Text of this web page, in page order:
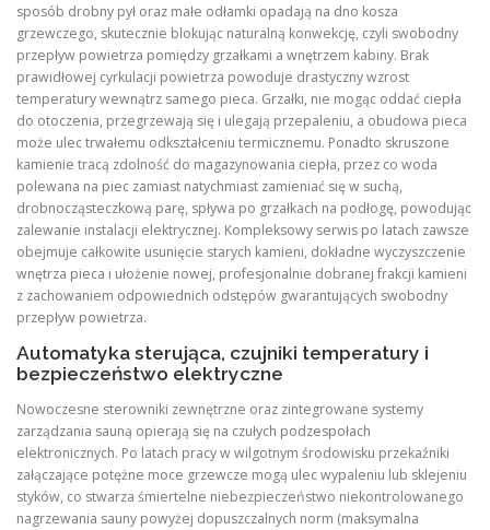
sposób drobny pył oraz małe odłamki opadają na dno kosza
grzewczego, skutecznie blokując naturalną konwekcję, czyli swobodny
przepływ powietrza pomiędzy grzałkami a wnętrzem kabiny. Brak
prawidłowej cyrkulacji powietrza powoduje drastyczny wzrost
temperatury wewnątrz samego pieca. Grzałki, nie mogąc oddać ciepła
do otoczenia, przegrzewają się i ulegają przepaleniu, a obudowa pieca
może ulec trwałemu odkształceniu termicznemu. Ponadto skruszone
kamienie tracą zdolność do magazynowania ciepła, przez co woda
polewana na piec zamiast natychmiast zamieniać się w suchą,
drobnocząsteczkową parę, spływa po grzałkach na podłogę, powodując
zalewanie instalacji elektrycznej. Kompleksowy serwis po latach zawsze
obejmuje całkowite usunięcie starych kamieni, dokładne wyczyszczenie
wnętrza pieca i ułożenie nowej, profesjonalnie dobranej frakcji kamieni
z zachowaniem odpowiednich odstępów gwarantujących swobodny
przepływ powietrza.
Automatyka sterująca, czujniki temperatury i
bezpieczeństwo elektryczne
Nowoczesne sterowniki zewnętrzne oraz zintegrowane systemy
zarządzania sauną opierają się na czułych podzespołach
elektronicznych. Po latach pracy w wilgotnym środowisku przekaźniki
załączające potężne moce grzewcze mogą ulec wypaleniu lub sklejeniu
styków, co stwarza śmiertelne niebezpieczeństwo niekontrolowanego
nagrzewania sauny powyżej dopuszczalnych norm (maksymalna